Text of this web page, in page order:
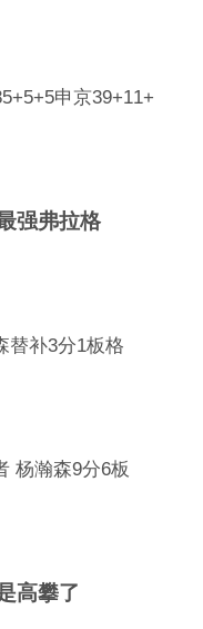
申京39+11+
强弗拉格
替补3分1板格
杨瀚森9分6板
高攀了